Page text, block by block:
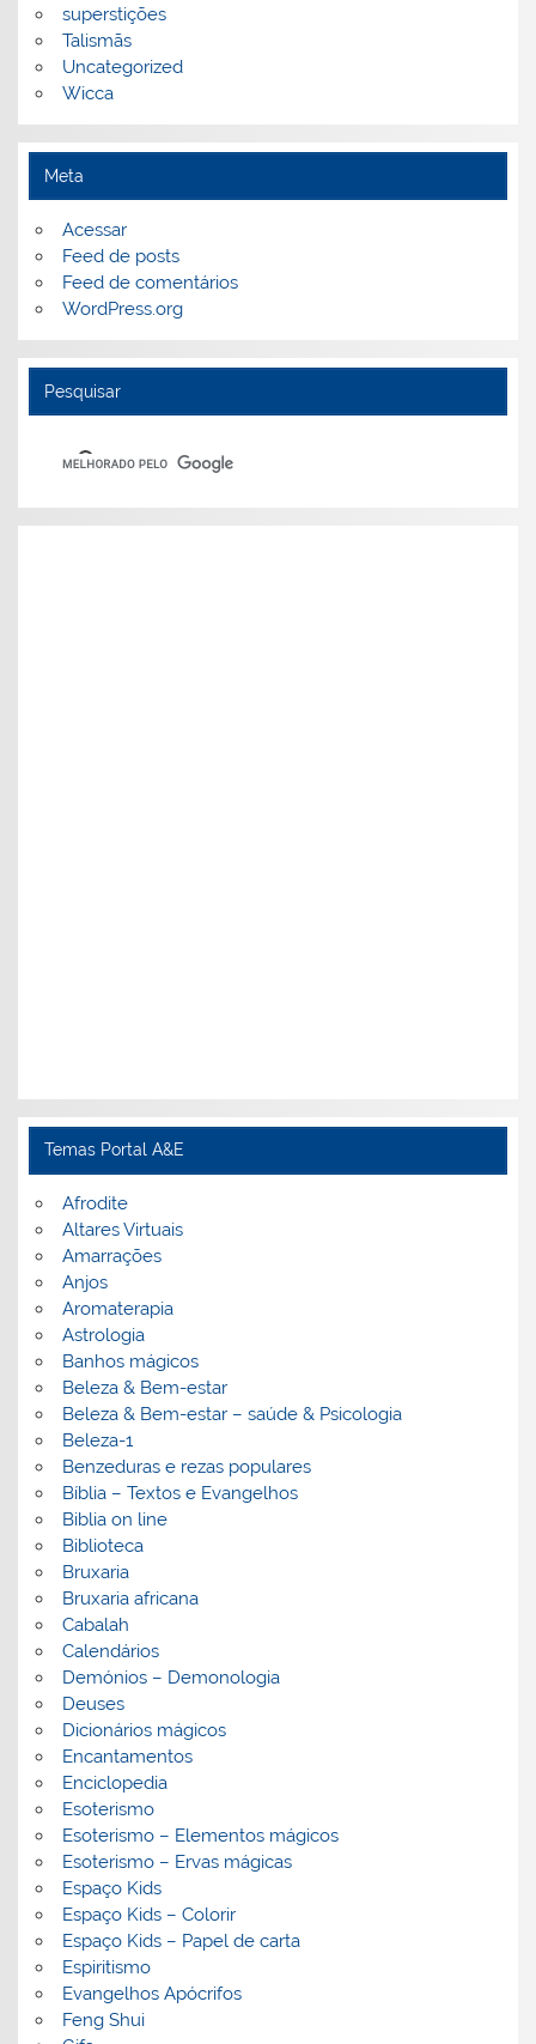
superstições
Talismãs
Uncategorized
Wicca
Meta
Acessar
Feed de posts
Feed de comentários
WordPress.org
Pesquisar
Temas Portal A&E
Afrodite
Altares Virtuais
Amarrações
Anjos
Aromaterapia
Astrologia
Banhos mágicos
Beleza & Bem-estar
Beleza & Bem-estar – saúde & Psicologia
Beleza-1
Benzeduras e rezas populares
Bíblia – Textos e Evangelhos
Biblia on line
Biblioteca
Bruxaria
Bruxaria africana
Cabalah
Calendários
Demónios – Demonologia
Deuses
Dicionários mágicos
Encantamentos
Enciclopedia
Esoterismo
Esoterismo – Elementos mágicos
Esoterismo – Ervas mágicas
Espaço Kids
Espaço Kids – Colorir
Espaço Kids – Papel de carta
Espiritismo
Evangelhos Apócrifos
Feng Shui